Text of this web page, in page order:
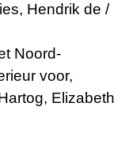
Hendrik de /
Noord-
voor,
Elizabeth